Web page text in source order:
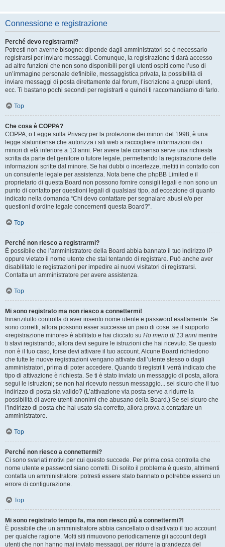
Connessione e registrazione
Perché devo registrarmi?
Potresti non averne bisogno: dipende dagli amministratori se è necessario
registrarsi per inviare messaggi. Comunque, la registrazione ti darà accesso
ad altre funzioni che non sono disponibili per gli utenti ospiti come l’uso di
un’immagine personale definibile, messaggistica privata, la possibilità di
inviare messaggi di posta direttamente dal forum, l’iscrizione a gruppi utenti,
ecc. Ti bastano pochi secondi per registrarti e quindi ti raccomandiamo di farlo.
Top
Che cosa è COPPA?
COPPA, o Legge sulla Privacy per la protezione dei minori del 1998, è una
legge statunitense che autorizza i siti web a raccogliere informazioni da i
minori di età inferiore a 13 anni. Per avere tale consenso serve una richiesta
scritta da parte del genitore o tutore legale, permettendo la registrazione delle
informazioni scritte dal minore. Se hai dubbi o incertezze, mettiti in contatto con
un consulente legale per assistenza. Nota bene che phpBB Limited e il
proprietario di questa Board non possono fornire consigli legali e non sono un
punto di contatto per questioni legali di qualsiasi tipo, ad eccezione di quanto
indicato nella domanda “Chi devo contattare per segnalare abusi e/o per
questioni d’ordine legale concernenti questa Board?”.
Top
Perché non riesco a registrarmi?
È possibile che l’amministratore della Board abbia bannato il tuo indirizzo IP
oppure vietato il nome utente che stai tentando di registrare. Può anche aver
disabilitato le registrazioni per impedire ai nuovi visitatori di registrarsi.
Contatta un amministratore per avere assistenza.
Top
Mi sono registrato ma non riesco a connettermi!
Innanzitutto controlla di aver inserito nome utente e password esattamente. Se
sono corretti, allora possono esser successe un paio di cose: se il supporto
«registrazione minore» è abilitato e hai cliccato su Ho meno di 13 anni mentre
ti stavi registrando, allora devi seguire le istruzioni che hai ricevuto. Se questo
non è il tuo caso, forse devi attivare il tuo account. Alcune Board richiedono
che tutte le nuove registrazioni vengano attivate dall’utente stesso o dagli
amministratori, prima di poter accedere. Quando ti registri ti verrà indicato che
tipo di attivazione è richiesta. Se ti è stato inviato un messaggio di posta, allora
segui le istruzioni; se non hai ricevuto nessun messaggio... sei sicuro che il tuo
indirizzo di posta sia valido? (L’attivazione via posta serve a ridurre la
possibilità di avere utenti anonimi che abusano della Board.) Se sei sicuro che
l’indirizzo di posta che hai usato sia corretto, allora prova a contattare un
amministratore.
Top
Perché non riesco a connettermi?
Ci sono svariati motivi per cui questo succede. Per prima cosa controlla che
nome utente e password siano corretti. Di solito il problema è questo, altrimenti
contatta un amministratore: potresti essere stato bannato o potrebbe esserci un
errore di configurazione.
Top
Mi sono registrato tempo fa, ma non riesco più a connettermi?!
È possibile che un amministratore abbia cancellato o disattivato il tuo account
per qualche ragione. Molti siti rimuovono periodicamente gli account degli
utenti che non hanno mai inviato messaggi, per ridurre la grandezza del